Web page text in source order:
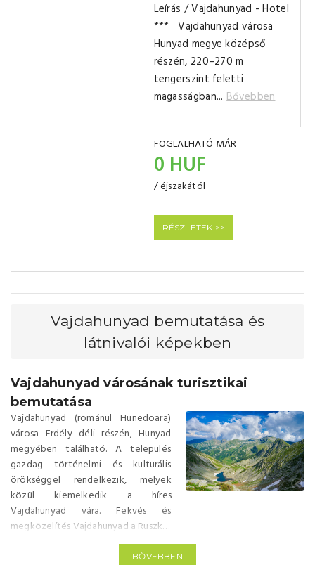
Leírás / Vajdahunyad - Hotel
*** Vajdahunyad városa
Hunyad megye középső
részén, 220–270 m
tengerszint feletti
magasságban...Bővebben
FOGLALHATÓ MÁR
0 HUF
/ éjszakától
RÉSZLETEK >>
Vajdahunyad bemutatása és
látnivalói képekben
Vajdahunyad városának turisztikai
bemutatása
Vajdahunyad (románul Hunedoara)
városa Erdély déli részén, Hunyad
megyében található. A település
gazdag történelmi és kulturális
örökséggel rendelkezik, melyek
közül kiemelkedik a híres
Vajdahunyad vára. Fekvés és
megközelítés Vajdahunyad a Ruszka-
havasok lábánál fekszik, Dévától
(románul Deva) mintegy 19 km-re
BŐVEBBEN